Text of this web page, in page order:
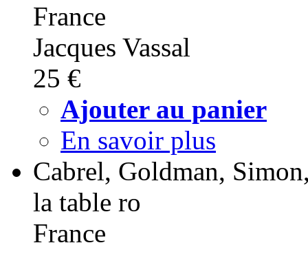
France
Jacques Vassal
25 €
Ajouter au panier
En savoir plus
Cabrel, Goldman,
la table ro
France